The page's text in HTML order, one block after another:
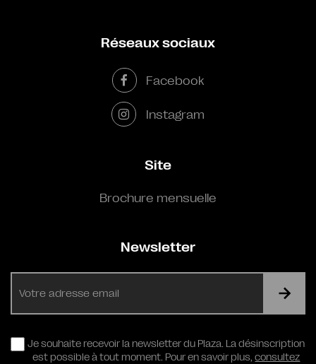
Réseaux sociaux
Facebook
Instagram
Site
Brochure mensuelle
Newsletter
RGPD
Je souhaite recevoir la newsletter du Plaza. La désinscription
est possible à tout moment. Pour en savoir plus,consultez